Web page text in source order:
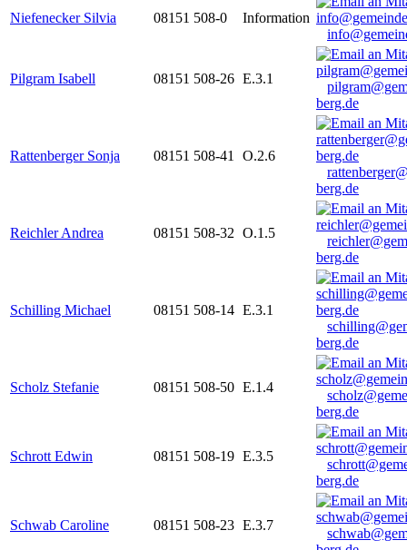
Niefenecker Silvia 08151 508-0
Information
Pilgram Isabell 08151 508-26 E.3.1
berg.de
Rattenberger Sonja 08151 508-41
O.2.6
berg.de
Reichler Andrea 08151 508-32 O.1.5
berg.de
Schilling Michael 08151 508-14 E.3.1
berg.de
Scholz Stefanie 08151 508-50 E.1.4
berg.de
Schrott Edwin 08151 508-19 E.3.5
berg.de
Schwab Caroline 08151 508-23 E.3.7